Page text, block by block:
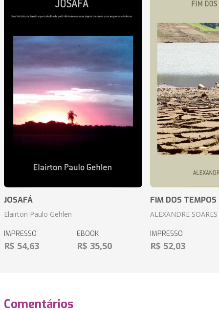
JOSAFÁ
Elairton Paulo Gehlen
IMPRESSO
R$ 54,63
EBOOK
R$ 35,50
FIM DOS TEMPOS
ALEXANDRE SOARES
IMPRESSO
R$ 52,03
Comentários